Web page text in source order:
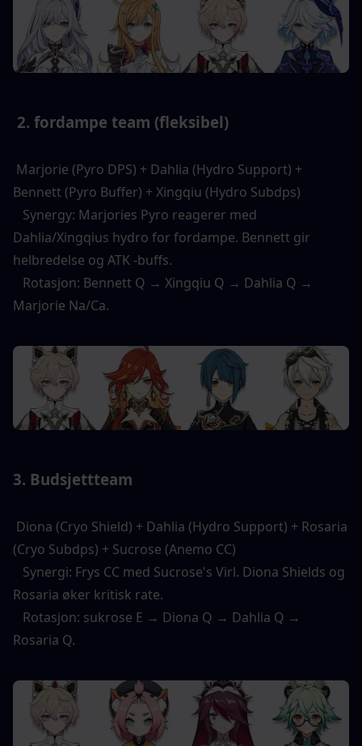
2. fordampe team (fleksibel)
Marjorie (Pyro DPS) + Dahlia (Hydro Support) +
Bennett (Pyro Buffer) + Xingqiu (Hydro Subdps)
Synergy: Marjories Pyro reagerer med
Dahlia/Xingqius hydro for fordampe. Bennett gir
helbredelse og ATK -buffs.
Rotasjon: Bennett Q → Xingqiu Q → Dahlia Q →
Marjorie Na/Ca.
3. Budsjettteam
Diona (Cryo Shield) + Dahlia (Hydro Support) + Rosaria
(Cryo Subdps) + Sucrose (Anemo CC)
Synergi: Frys CC med Sucrose's Virl. Diona Shields og
Rosaria øker kritisk rate.
Rotasjon: sukrose E → Diona Q → Dahlia Q →
Rosaria Q.